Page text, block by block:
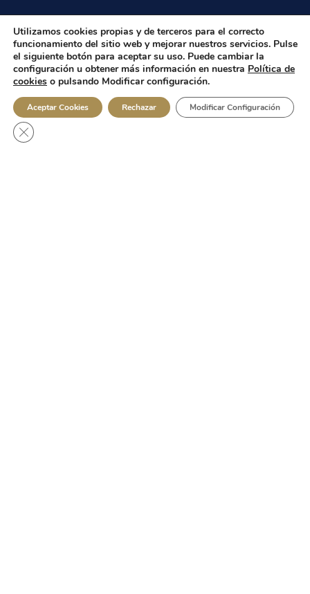
Utilizamos cookies propias y de terceros para el correcto
funcionamiento del sitio web y mejorar nuestros servicios. Pulse
el siguiente botón para aceptar su uso. Puede cambiar la
configuración u obtener más información en nuestra Política de
cookies o pulsando Modificar configuración.
Aceptar Cookies Rechazar Modificar Configuración
Cerrar el banner de cookies RGPD